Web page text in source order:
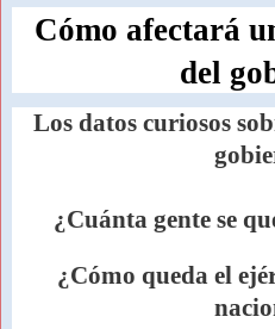
Cómo afectará
del
Los datos curiosos
¿Cuánta gente se
¿Cómo queda el